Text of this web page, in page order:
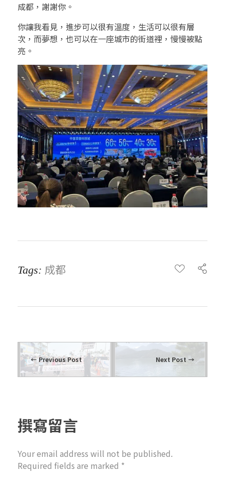
成都，謝謝你。
你讓我看見，進步可以很有溫度，生活可以很有層
次，而夢想，也可以在一座城市的街道裡，慢慢被點
亮。
Tags: 成都
Previous Post Next Post
撰寫留言
Your email address will not be published.
Required fields are marked *